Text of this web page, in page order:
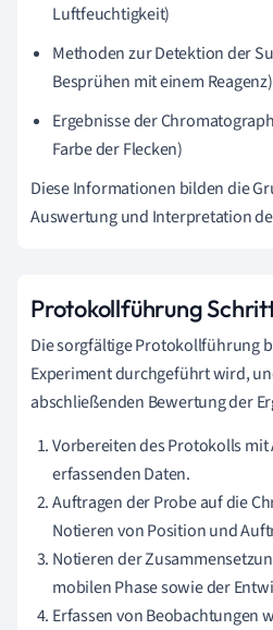
Luftfeuchtigkeit)
Methoden zur Detektion der
Besprühen mit einem Reagenz)
Ergebnisse der
Farbe der Flecken)
Diese Informationen bilden die
Auswertung und Interpretation
Protokollführung
Die sorgfältige Protokollführung
Experiment durchgeführt wird,
abschließenden Bewertung der
Vorbereiten des Protokolls
erfassenden Daten.
Auftragen der Probe auf die
Notieren von Position und
Notieren der
mobilen Phase sowie der
Erfassen von Beobachtungen